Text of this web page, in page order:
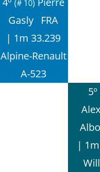
(# 10)
Gasly FRA
| 1m 33.239
Alpine-Renault
A-523
5º
|